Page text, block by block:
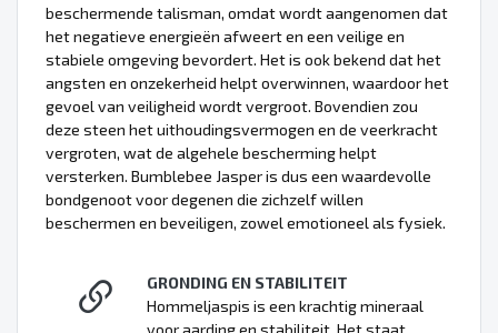
beschermende talisman, omdat wordt aangenomen dat
het negatieve energieën afweert en een veilige en
stabiele omgeving bevordert. Het is ook bekend dat het
angsten en onzekerheid helpt overwinnen, waardoor het
gevoel van veiligheid wordt vergroot. Bovendien zou
deze steen het uithoudingsvermogen en de veerkracht
vergroten, wat de algehele bescherming helpt
versterken. Bumblebee Jasper is dus een waardevolle
bondgenoot voor degenen die zichzelf willen
beschermen en beveiligen, zowel emotioneel als fysiek.
GRONDING EN STABILITEIT
Hommeljaspis is een krachtig mineraal
voor aarding en stabiliteit. Het staat